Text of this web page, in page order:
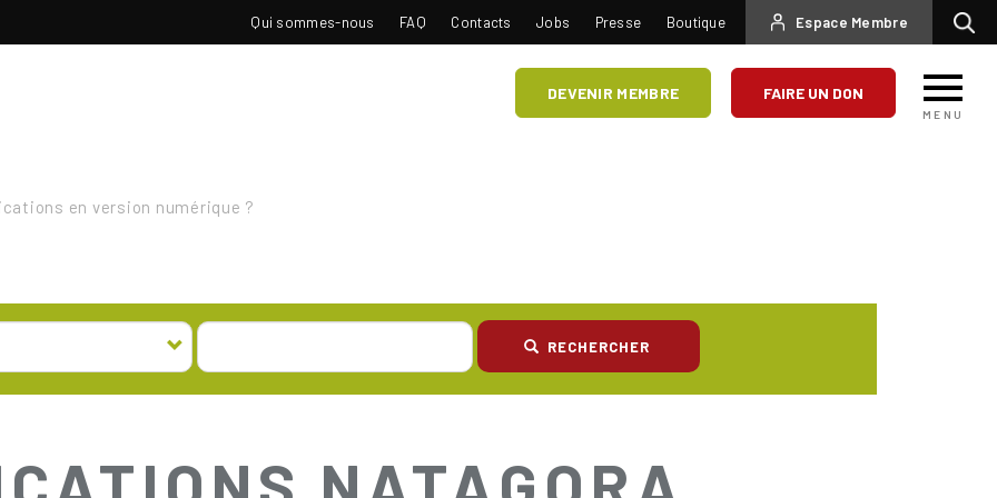
USER
ACCOUNT
MENU
Espace Membre
TOP
NAVIGATION
Qui sommes-nous FAQ Contacts Jobs Presse Boutique
DEVENIR MEMBRE FAIRE UN DON
MENU
en version numérique ?
RECHERCHER